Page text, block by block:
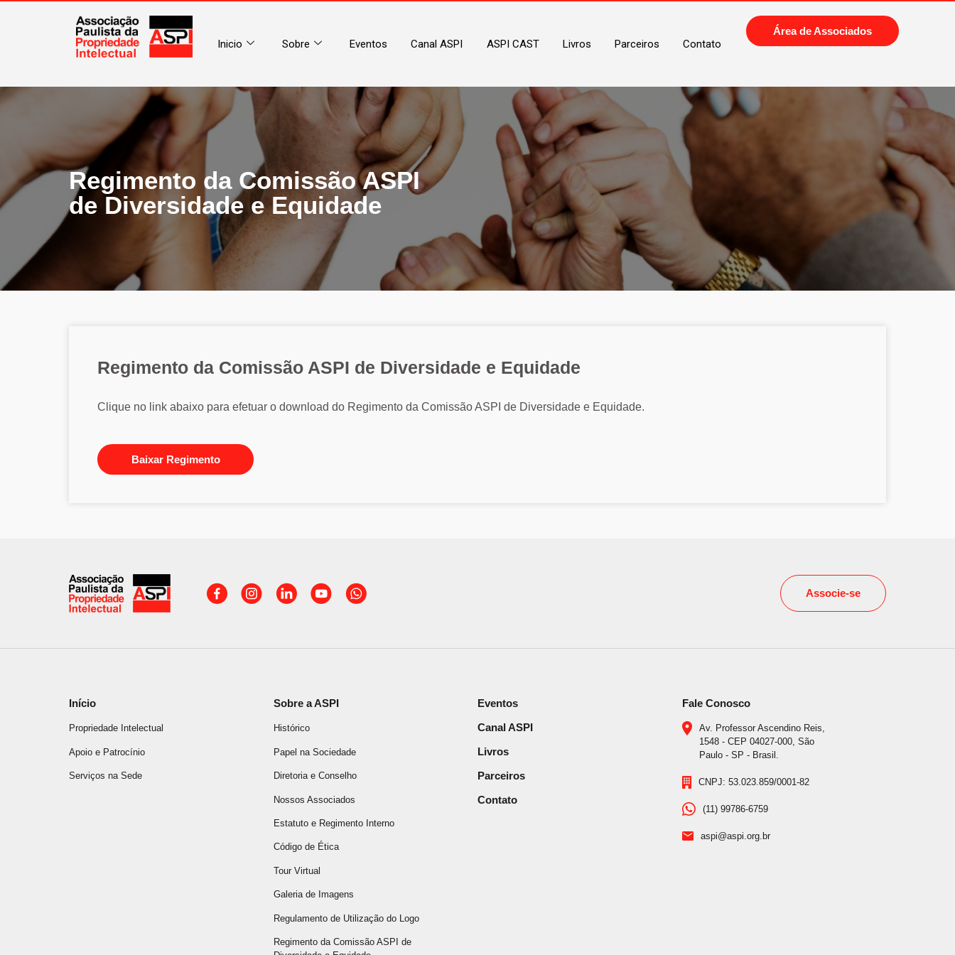
Inicio Sobre Eventos Canal ASPI ASPI CAST Livros Parceiros Contato
Área de Associados
Regimento da Comissão ASPI
de Diversidade e Equidade
Regimento da Comissão ASPI de Diversidade e Equidade
Clique no link abaixo para efetuar o download do Regimento da Comissão ASPI de Diversidade e Equidade.
Baixar Regimento
Associe-se
Início
Propriedade Intelectual
Apoio e Patrocínio
Serviços na Sede
Sobre a ASPI
Histórico
Papel na Sociedade
Diretoria e Conselho
Nossos Associados
Estatuto e Regimento Interno
Código de Ética
Tour Virtual
Galeria de Imagens
Regulamento de Utilização do Logo
Regimento da Comissão ASPI de
Eventos
Canal ASPI
Livros
Parceiros
Contato
Fale Conosco
Av. Professor Ascendino Reis,
1548 - CEP 04027-000, São
Paulo - SP - Brasil.
CNPJ: 53.023.859/0001-82
(11) 99786-6759
aspi@aspi.org.br